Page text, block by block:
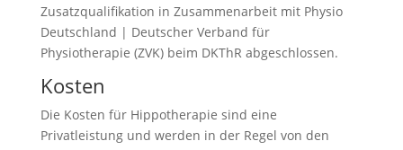
Zusatzqualifikation in Zusammenarbeit mit Physio
Deutschland | Deutscher Verband für
Physiotherapie (ZVK) beim DKThR abgeschlossen.
Kosten
Die Kosten für Hippotherapie sind eine
Privatleistung und werden in der Regel von den